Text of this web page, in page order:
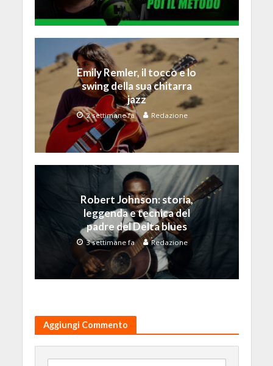
Emily Remler, il tocco e lo
swing della sua chitarra
jazz
2 settimane fa Redazione
Robert Johnson: storia,
leggenda e tecnica del
padre del Delta blues
3 settimane fa Redazione
Aggiungi Commento